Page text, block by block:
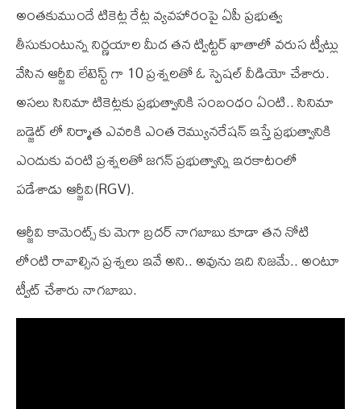
అంతకుముందే టికెట్ల రేట్ల వ్యవహారంపై ఏపీ ప్రభుత్వ
తీసుకుంటున్న నిర్ణయాల మీద తన ట్విట్టర్ ఖాతాలో వరుస ట్వీట్లు
వేసిన ఆర్జీవి లేటెస్ట్ గా 10 ప్రశ్నలతో ఓ స్పెషల్ వీడియో చేశారు.
అసలు సినిమా టికెట్లకు ప్రభుత్వానికి సంబంధం ఏంటి.. సినిమా
బడ్జెట్ లో నిర్మాత ఎవరికి ఎంత రెమ్యునరేషన్ ఇస్తే ప్రభుత్వానికి
ఎందుకు వంటి ప్రశ్నలతో జగన్ ప్రభుత్వాన్ని ఇరకాటంలో
పడేశాడు ఆర్జీవి(RGV).
ఆర్జీవి కామెంట్స్ కు మెగా బ్రదర్ నాగబాబు కూడా తన నోటి
లోంటి రావాల్సిన ప్రశ్నలు ఇవే అని.. అవును ఇది నిజమే.. అంటూ
ట్వీట్ చేశారు నాగబాబు.